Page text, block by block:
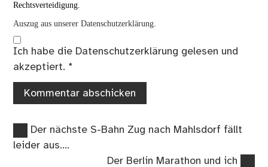
Rechtsverteidigung.
Auszug aus unserer Datenschutzerklärung.
Ich habe die Datenschutzerklärung gelesen und
akzeptiert. *
Beitragsnavigation
Vorheriger
Beitrag:
Der nächste S-Bahn Zug nach Mahlsdorf fällt
leider aus….
Nächster
Der Berlin Marathon und ich